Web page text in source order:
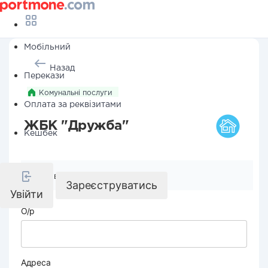
Мобільний
Перекази
Оплата за реквізитами
Кешбек
Увійти
Зареєструватись
Назад
Комунальні послуги
ЖБК "Дружба"
Реквізити компанії
О/р
Адреса